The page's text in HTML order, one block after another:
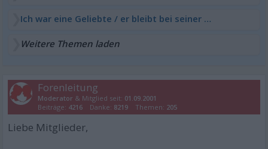
Ich war eine Geliebte / er bleibt bei seiner Frau
Weitere Themen laden
Forenleitung
Moderator & Mitglied seit: 01.09.2001
Beiträge: 4216 Danke: 8219 Themen: 205
Liebe Mitglieder,